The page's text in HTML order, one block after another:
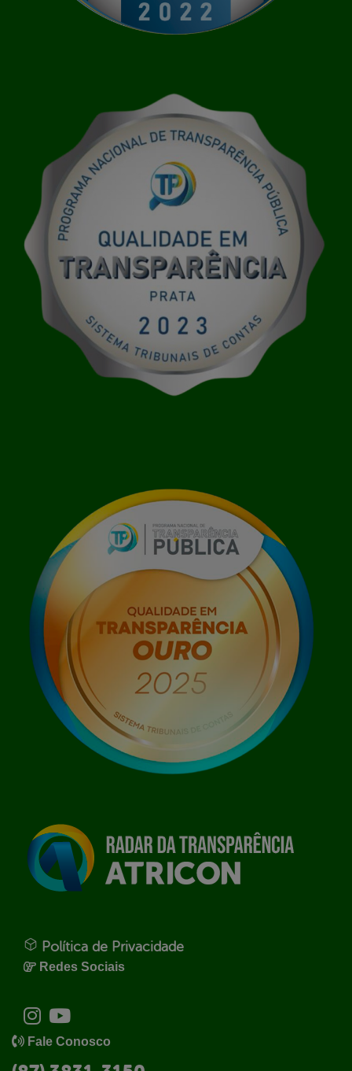
Política de Privacidade
Redes Sociais
Fale Conosco